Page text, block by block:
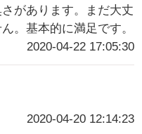
があります。まだ大丈
。基本的に満足です。
2020-04-22 17:05:30
2020-04-20 12:14:23